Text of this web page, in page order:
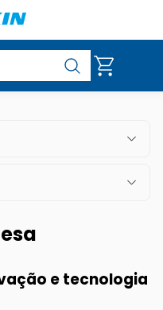
e tecnologia